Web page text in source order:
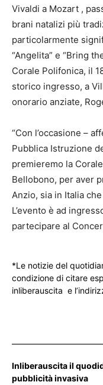
Vivaldi a Mozart ,
brani natalizi più
particolarmente
“Angelita” e “Bring
Corale Polifonica, il
storico ingresso, a
onorario anziate,
“Con l’occasione –
Pubblica Istruzione
premieremo la
Bellobono, per aver
Anzio, sia in Italia
L’evento è ad
partecipare al
*Le notizie del
condizione di citare
inliberauscita e
Inliberauscita il
pubblicità invasiva